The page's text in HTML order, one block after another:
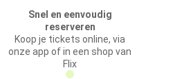
Snel en eenvoudig
reserveren
Koop je tickets online, via
onze app of in een shop van
Flix